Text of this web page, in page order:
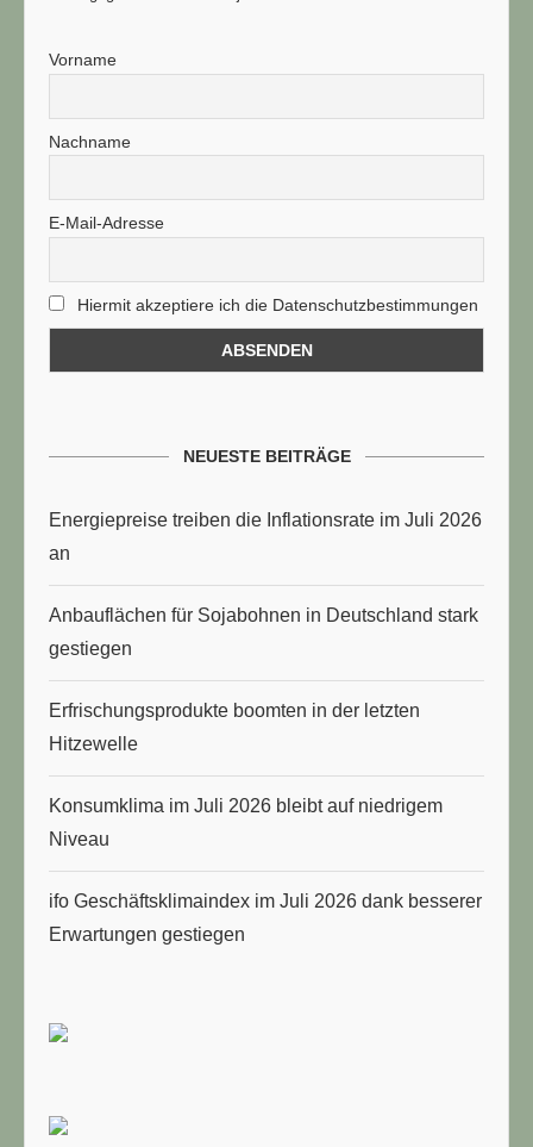
Vorname
Nachname
E-Mail-Adresse
Hiermit akzeptiere ich die Datenschutzbestimmungen
NEUESTE BEITRÄGE
Energiepreise treiben die Inflationsrate im Juli 2026
an
Anbauflächen für Sojabohnen in Deutschland stark
gestiegen
Erfrischungsprodukte boomten in der letzten
Hitzewelle
Konsumklima im Juli 2026 bleibt auf niedrigem
Niveau
ifo Geschäftsklimaindex im Juli 2026 dank besserer
Erwartungen gestiegen